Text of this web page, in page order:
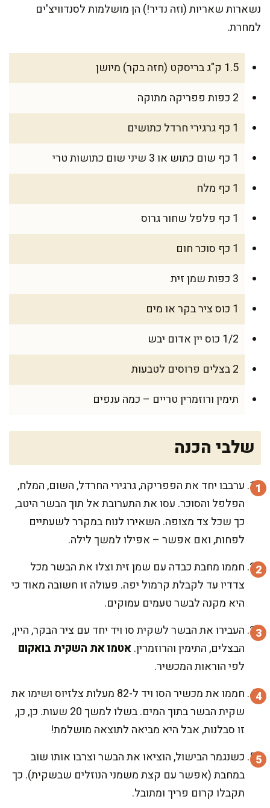
נשארות שאריות (וזה נדיר!) הן מושלמות לסנדוויצ'ים
למחרת.
1.5 ק"ג בריסקט (חזה בקר) מיושן
2 כפות פפריקה מתוקה
1 כף גרגירי חרדל כתושים
1 כף שום כתוש או 3 שיני שום כתושות טרי
1 כף מלח
1 כף פלפל שחור גרוס
1 כף סוכר חום
3 כפות שמן זית
1 כוס ציר בקר או מים
1/2 כוס יין אדום יבש
2 בצלים פרוסים לטבעות
תימין ורוזמרין טריים – כמה ענפים
שלבי הכנה
ערבבו יחד את הפפריקה, גרגירי החרדל, השום, המלח,
הפלפל והסוכר. עסו את התערובת אל תוך הבשר היטב,
כך שכל צד מצופה. השאירו לנוח במקרר לשעתיים
לפחות, ואם אפשר – אפילו למשך לילה.
חממו מחבת כבדה עם שמן זית וצלו את הבשר מכל
צדדיו עד לקבלת קרמול יפה. פעולה זו חשובה מאוד כי
היא מקנה לבשר טעמים עמוקים.
העבירו את הבשר לשקית סו ויד יחד עם ציר הבקר, היין,
הבצלים, התימין והרוזמרין.אטמו את השקית בואקום
לפי הוראות המכשיר.
חממו את מכשיר הסו ויד ל-82 מעלות צלזיוס ושימו את
שקית הבשר בתוך המים. בשלו למשך 20 שעות. כן, כן,
זו סבלנות, אבל היא מביאה לתוצאה מושלמת!
כשנגמר הבישול, הוציאו את הבשר וצרבו אותו שוב
במחבת (אפשר עם קצת משמני הנוזלים שבשקית). כך
תקבלו קרום פריך ומתובל.